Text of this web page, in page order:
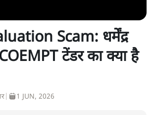
Scam: धर्मेंद्र
टेंडर का क्या है
1 JUN, 2026